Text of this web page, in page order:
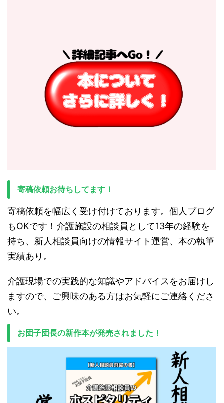
寄稿依頼お待ちしてます！
寄稿依頼を幅広く受け付けております。個人ブログ
もOKです！介護施設の相談員として13年の経験を
持ち、新人相談員向けの情報サイト運営、本の執筆
実績あり。
介護現場での実践的な知識やアドバイスをお届けし
ますので、ご興味のある方はお気軽にご連絡くださ
い。
お団子団長の新作本が発売されました！